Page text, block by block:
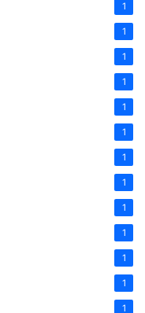
1
1
1
1
1
1
1
1
1
1
1
1
1